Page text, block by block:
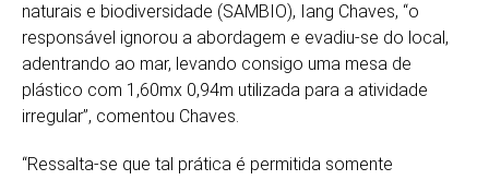
naturais e biodiversidade (SAMBIO), Iang Chaves, “o
responsável ignorou a abordagem e evadiu-se do local,
adentrando ao mar, levando consigo uma mesa de
plástico com 1,60mx 0,94m utilizada para a atividade
irregular”, comentou Chaves.
“Ressalta-se que tal prática é permitida somente